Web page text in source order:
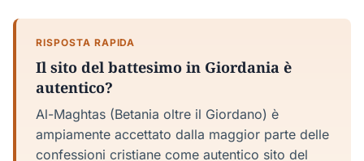
RISPOSTA RAPIDA
Il sito del battesimo in Giordania è
autentico?
Al-Maghtas (Betania oltre il Giordano) è
ampiamente accettato dalla maggior parte delle
confessioni cristiane come autentico sito del